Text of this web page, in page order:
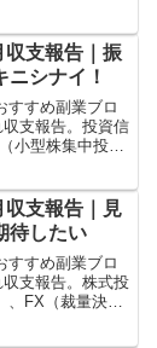
ればありがた
収支報告｜振
ニシナイ！
すすめ副業ブロ
支報告。投資信
小型株集中投
合計で振出しに
収支報告｜見
待したい
すすめ副業ブロ
支報告。株式投
、FX（裁量決